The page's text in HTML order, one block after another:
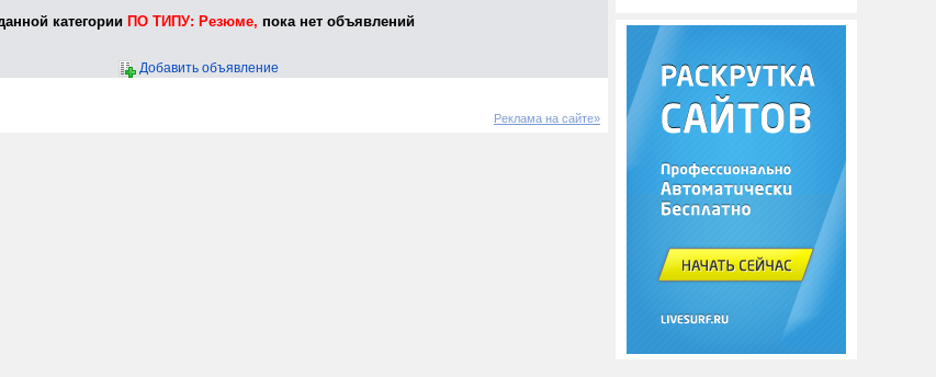
категории ПО ТИПУ: Резюме, пока нет объявлений
Добавить объявление
Реклама на сайте»